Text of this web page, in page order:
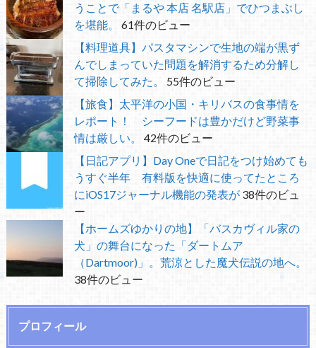
うことで「まるや 本店 名駅店」でひつまぶし
を堪能。
61件のビュー
【料理道具】パスタマシンで生地の端が黒ず
んでしまっていた問題を解消するため分解し
て掃除してみた。
55件のビュー
【旅食】太平洋の小国・キリバスの食事情を
レポート！ シーフードは豊かだけど野菜事
情は厳しい。
42件のビュー
【日記アプリ】Day Oneで日記をつけ始めても
うすぐ半年 有料版を快適に使ってたところ
にiOS17ジャーナル機能の発表が 38件のビュ
ー
【ホームズゆかりの地】「バスカヴィル家の
犬」の舞台になった「ダートムア
（Dartmoor)」。荒涼とした魔犬伝説の地へ。
38件のビュー
プロフィール